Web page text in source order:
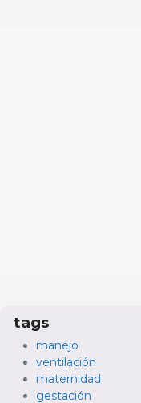
tags
manejo
ventilación
maternidad
gestación